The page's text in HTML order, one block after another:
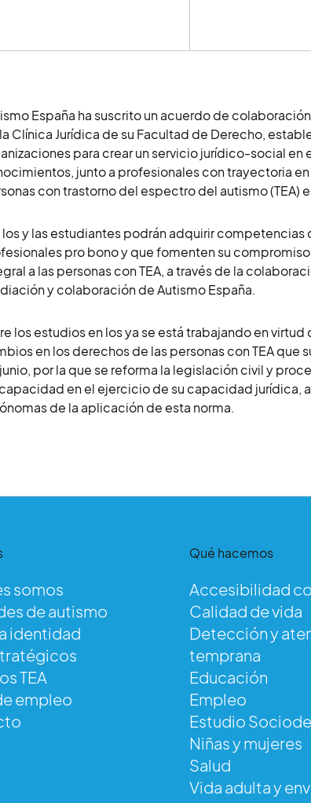
España ha suscrito un acuerdo de
Clínica Jurídica de su Facultad de Derecho,
para crear un servicio jurídico-social en
junto a profesionales con trayectoria
con trastorno del espectro del autismo (TEA)
los y las estudiantes podrán adquirir
pro bono y que fomenten su
a las personas con TEA, a través de la
y colaboración de Autismo España.
los estudios en los ya se está trabajando en
en los derechos de las personas con TEA que
por la que se reforma la legislación civil y
en el ejercicio de su capacidad jurídica,
de la aplicación de esta norma.
somos
de autismo
identidad
TEA
empleo
Qué hacemos
Accesibilidad
Calidad de vida
Detección y
temprana
Educación
Empleo
Estudio
Niñas y mujeres
Salud
Vida adulta y